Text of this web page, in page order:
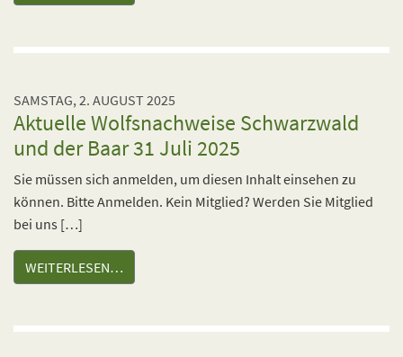
SAMSTAG, 2. AUGUST 2025
Aktuelle Wolfsnachweise Schwarzwald
und der Baar 31 Juli 2025
Sie müssen sich anmelden, um diesen Inhalt einsehen zu
können. Bitte Anmelden. Kein Mitglied? Werden Sie Mitglied
bei uns […]
WEITERLESEN…